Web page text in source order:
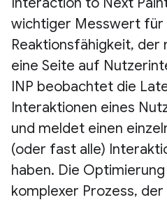
wichtiger Messwert für
Reaktionsfähigkeit, der
eine Seite auf
INP beobachtet die
Interaktionen eines
und meldet einen
(oder fast alle)
haben. Die
komplexer Prozess,